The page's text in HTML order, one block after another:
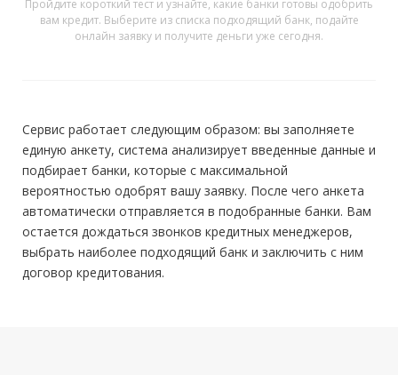
Пройдите короткий тест и узнайте, какие банки готовы одобрить
вам кредит. Выберите из списка подходящий банк, подайте
онлайн заявку и получите деньги уже сегодня.
Сервис работает следующим образом: вы заполняете
единую анкету, система анализирует введенные данные и
подбирает банки, которые с максимальной
вероятностью одобрят вашу заявку. После чего анкета
автоматически отправляется в подобранные банки. Вам
остается дождаться звонков кредитных менеджеров,
выбрать наиболее подходящий банк и заключить с ним
договор кредитования.